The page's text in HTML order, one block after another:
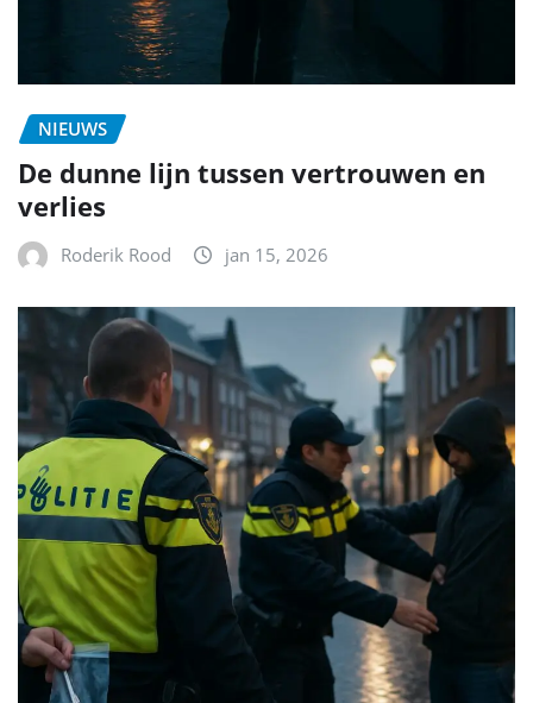
NIEUWS
De dunne lijn tussen vertrouwen en
verlies
Roderik Rood jan 15, 2026